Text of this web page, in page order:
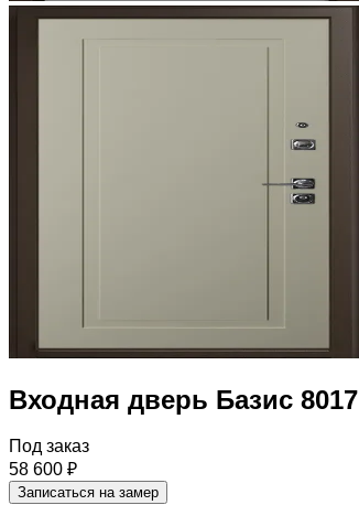
Входная дверь Базис 8017
Под заказ
58 600 ₽
Записаться на замер